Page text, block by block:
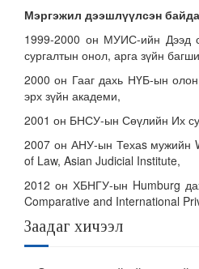
Мэргэжил дээшлүүлсэн
1999-2000 он МУИС-ийн Дээд
сургалтын онол, арга зүйн
2000 он Гааг дахь НҮБ-ын
эрх зүйн академи,
2001 он БНСУ-ын Сөүлийн Их
2007 он АНУ-ын Техаs мужийн
of Law, Asian Judicial Institute,
2012 он ХБНГУ-ын Humburg
Comparative and International
Заадаг хичээл